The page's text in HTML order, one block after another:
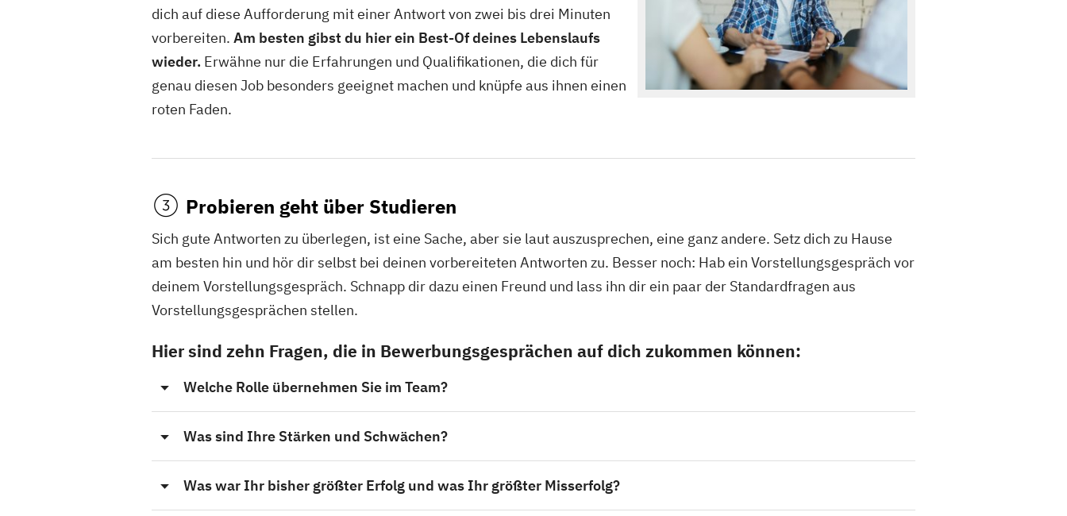
dich auf diese Aufforderung mit einer Antwort von zwei bis drei Minuten
vorbereiten. Am besten gibst du hier ein Best-Of deines Lebenslaufs
wieder. Erwähne nur die Erfahrungen und Qualifikationen, die dich für
genau diesen Job besonders geeignet machen und knüpfe aus ihnen einen
roten Faden.
Probieren geht über Studieren
Sich gute Antworten zu überlegen, ist eine Sache, aber sie laut auszusprechen, eine ganz andere. Setz dich zu Hause
am besten hin und hör dir selbst bei deinen vorbereiteten Antworten zu. Besser noch: Hab ein Vorstellungsgespräch vor
deinem Vorstellungsgespräch. Schnapp dir dazu einen Freund und lass ihn dir ein paar der Standardfragen aus
Vorstellungsgesprächen stellen.
Hier sind zehn Fragen, die in Bewerbungsgesprächen auf dich zukommen können:
Welche Rolle übernehmen Sie im Team?
Was sind Ihre Stärken und Schwächen?
Was war Ihr bisher größter Erfolg und was Ihr größter Misserfolg?